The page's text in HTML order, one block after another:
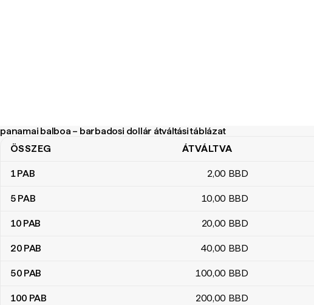
panamai balboa – barbadosi dollár átváltási táblázat
panamai balboa – barbadosi dollár átváltási táblázat
ÖSSZEG ÁTVÁLTVA
1PAB 2,00 BBD
5 PAB 10,00 BBD
10 PAB 20,00 BBD
20 PAB 40,00 BBD
50 PAB 100,00 BBD
100 PAB 200,00 BBD